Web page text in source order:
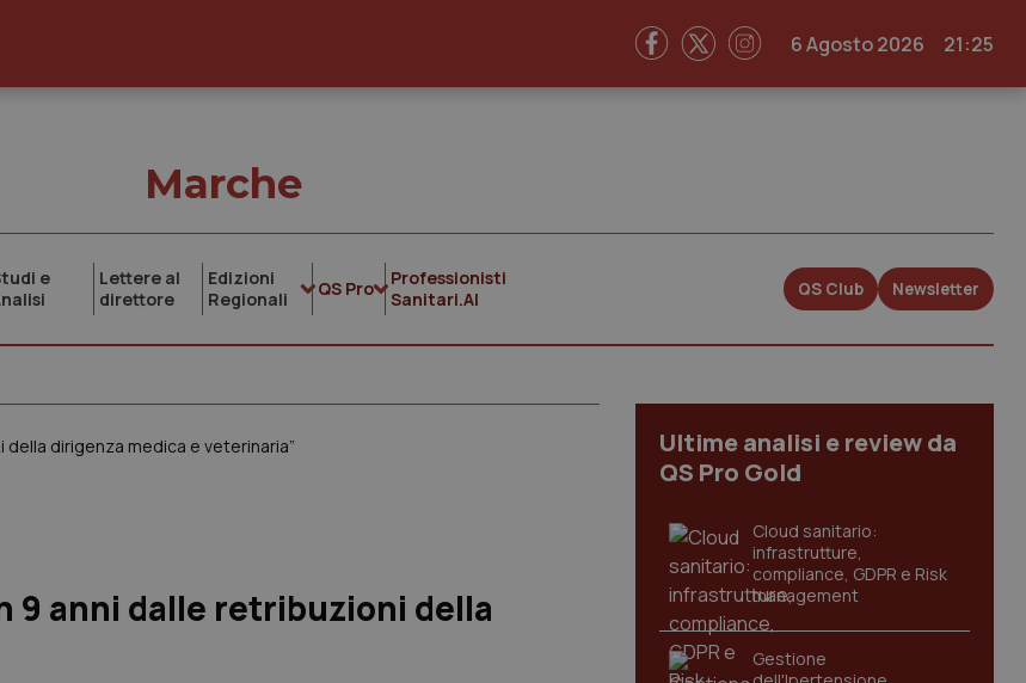
6 Agosto 2026 21:25
Marche
e
Lettere al
direttore
Edizioni
Regionali
QS Pro
Professionisti
Sanitari.AI
QS Club Newsletter
della dirigenza medica e veterinaria”
9 anni dalle retribuzioni della
Ultime analisi e review da
QS Pro Gold
Cloud sanitario:
infrastrutture,
compliance, GDPR e Risk
management
Gestione